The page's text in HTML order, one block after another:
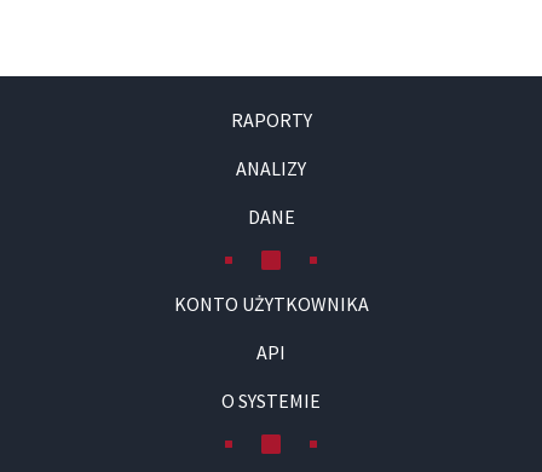
RAPORTY
ANALIZY
DANE
KONTO UŻYTKOWNIKA
API
O SYSTEMIE